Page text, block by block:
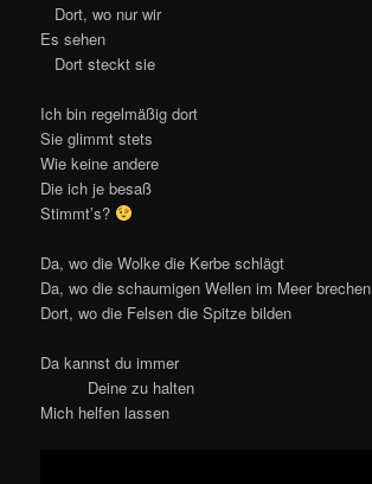
Dort, wo nur wir
Es sehen
Dort steckt sie
Ich bin regelmäßig dort
Sie glimmt stets
Wie keine andere
Die ich je besaß
Stimmt’s?
Da, wo die Wolke die Kerbe schlägt
Da, wo die schaumigen Wellen im Meer brechen
Dort, wo die Felsen die Spitze bilden
Da kannst du immer
Deine zu halten
Mich helfen lassen